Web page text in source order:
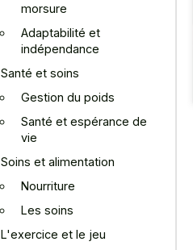
morsure
Adaptabilité et
indépendance
Santé et soins
Gestion du poids
Santé et espérance de
vie
Soins et alimentation
Nourriture
Les soins
L'exercice et le jeu